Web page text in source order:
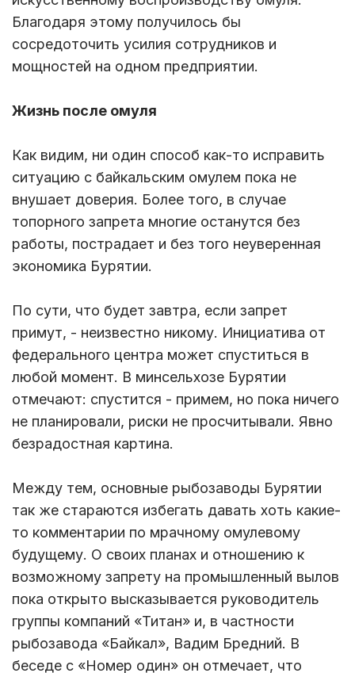
Благодаря этому получилось бы
сосредоточить усилия сотрудников и
мощностей на одном предприятии.
Жизнь после омуля
Как видим, ни один способ как-то исправить
ситуацию с байкальским омулем пока не
внушает доверия. Более того, в случае
топорного запрета многие останутся без
работы, пострадает и без того неуверенная
экономика Бурятии.
По сути, что будет завтра, если запрет
примут, - неизвестно никому. Инициатива от
федерального центра может спуститься в
любой момент. В минсельхозе Бурятии
отмечают: спустится - примем, но пока ничего
не планировали, риски не просчитывали. Явно
безрадостная картина.
Между тем, основные рыбозаводы Бурятии
так же стараются избегать давать хоть какие-
то комментарии по мрачному омулевому
будущему. О своих планах и отношению к
возможному запрету на промышленный вылов
пока открыто высказывается руководитель
группы компаний «Титан» и, в частности
рыбозавода «Байкал», Вадим Бредний. В
беседе с «Номер один» он отмечает, что